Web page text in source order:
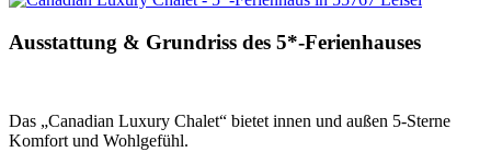
Ausstattung & Grundriss des 5*-Ferienhauses
Das „Canadian Luxury Chalet“ bietet innen und außen 5-Sterne
Komfort und Wohlgefühl.